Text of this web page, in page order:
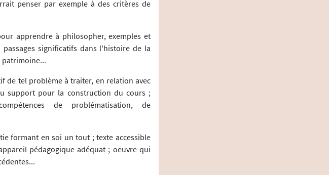
penser par exemple à des critères de
apprendre à philosopher, exemples et
significatifs dans l'histoire de la
patrimoine...
de tel problème à traiter, en relation avec
support pour la construction du cours ;
de problématisation, de
formant en soi un tout ; texte accessible
pédagogique adéquat ; oeuvre qui